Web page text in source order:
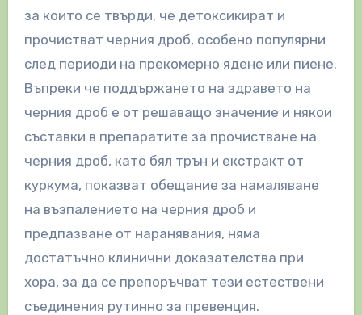
за които се твърди, че детоксикират и
прочистват черния дроб, особено популярни
след периоди на прекомерно ядене или пиене.
Въпреки че поддържането на здравето на
черния дроб е от решаващо значение и някои
съставки в препаратите за прочистване на
черния дроб, като бял трън и екстракт от
куркума, показват обещание за намаляване
на възпалението на черния дроб и
предпазване от наранявания, няма
достатъчно клинични доказателства при
хора, за да се препоръчват тези естествени
съединения рутинно за превенция.